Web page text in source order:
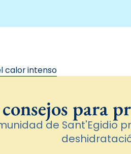
calor intenso
para
de Sant'Egidio